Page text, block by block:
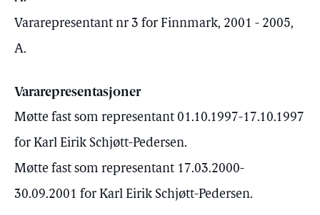
Vararepresentant nr 3 for Finnmark, 2001 - 2005,
A.
Vararepresentasjoner
Møtte fast som representant 01.10.1997-17.10.1997
for Karl Eirik Schjøtt-Pedersen.
Møtte fast som representant 17.03.2000-
30.09.2001 for Karl Eirik Schjøtt-Pedersen.